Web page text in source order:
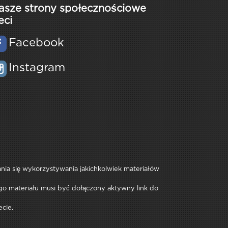
strony społecznościowe
Facebook
Instagram
się wykorzystywania jakichkolwiek materiałów
materiału musi być dołączony aktywny link do